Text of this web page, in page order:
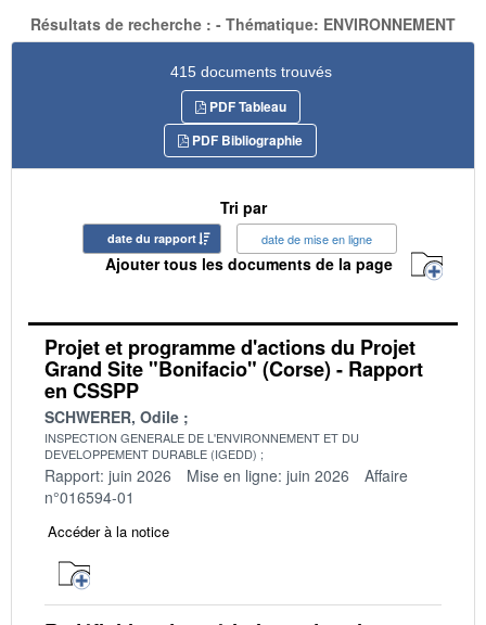
Résultats de recherche : - Thématique: ENVIRONNEMENT
415 documents trouvés
PDF Tableau
PDF Bibliographie
Tri par
date du rapport date de mise en ligne
Ajouter tous les documents de la page
Projet et programme d'actions du Projet
Grand Site "Bonifacio" (Corse) - Rapport
en CSSPP
SCHWERER, Odile
INSPECTION GENERALE DE L'ENVIRONNEMENT ET DU
DEVELOPPEMENT DURABLE (IGEDD)
Rapport: juin 2026 Mise en ligne: juin 2026
Affaire
n°016594-01
Accéder à la notice